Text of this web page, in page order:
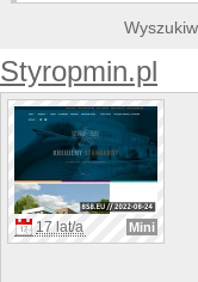
Styropmin.pl
17 lat/a Mini